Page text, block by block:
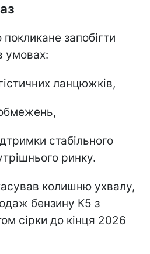
запобігти
умовах:
ланцюжків,
стабільного
ринку.
колишню ухвалу,
бензину К5 з
сірки до кінця 2026